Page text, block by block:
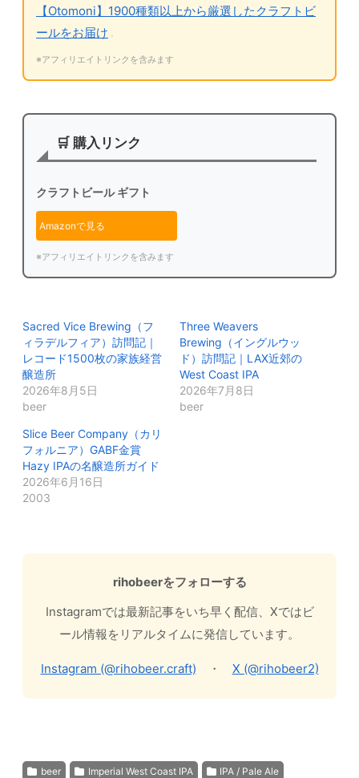
【Otomoni】1900種類以上から厳選したクラフトビ
ールをお届け
※アフィリエイトリンクを含みます
🛒 購入リンク
クラフトビール ギフト
Amazonで見る
※アフィリエイトリンクを含みます
Sacred Vice Brewing（フ
ィラデルフィア）訪問記｜
レコード1500枚の家族経営
醸造所
2026年8月5日
beer
Three Weavers
Brewing（イングルウッ
ド）訪問記｜LAX近郊の
West Coast IPA
2026年7月8日
beer
Slice Beer Company（カリ
フォルニア）GABF金賞
Hazy IPAの名醸造所ガイド
2026年6月16日
2003
rihobeerをフォローする
Instagramでは最新記事をいち早く配信、Xではビ
ール情報をリアルタイムに発信しています。
Instagram (@rihobeer.craft) ・ X (@rihobeer2)
beer Imperial West Coast IPA
IPA / Pale Ale